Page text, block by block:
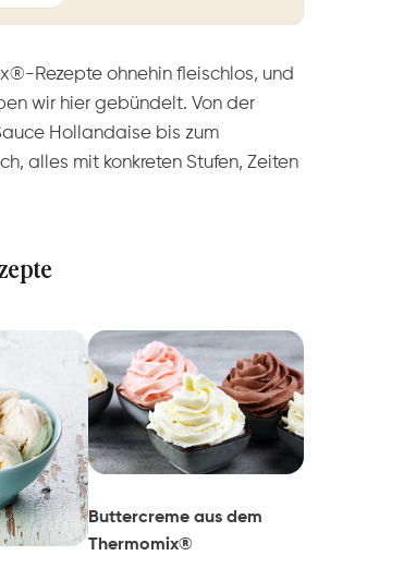
Rezepte ohnehin fleischlos, und
wir hier gebündelt. Von der
Hollandaise bis zum
alles mit konkreten Stufen, Zeiten
Buttercreme aus dem
Thermomix®